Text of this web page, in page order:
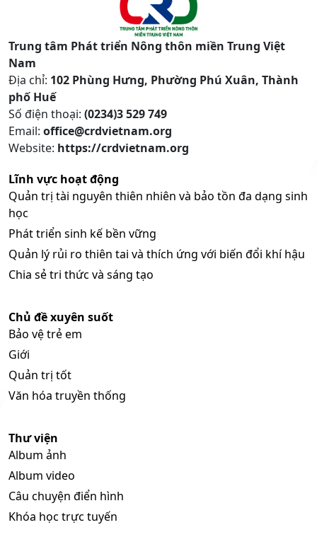
Trung tâm Phát triển Nông thôn miền Trung Việt
Nam
Địa chỉ: 102 Phùng Hưng, Phường Phú Xuân, Thành
phố Huế
Số điện thoại: (0234)3 529 749
Email: office@crdvietnam.org
Website: https://crdvietnam.org
Lĩnh vực hoạt động
Quản trị tài nguyên thiên nhiên và bảo tồn đa dạng sinh
học
Phát triển sinh kế bền vững
Quản lý rủi ro thiên tai và thích ứng với biến đổi khí hậu
Chia sẻ tri thức và sáng tạo
Chủ đề xuyên suốt
Bảo vệ trẻ em
Giới
Quản trị tốt
Văn hóa truyền thống
Thư viện
Album ảnh
Album video
Câu chuyện điển hình
Khóa học trực tuyến